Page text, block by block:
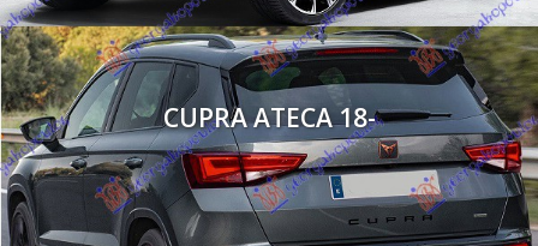
CUPRA ATECA 18-